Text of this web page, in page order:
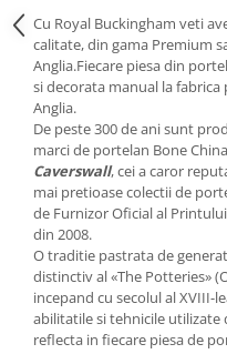
OLD COUNTRY ROSES
PASHMINA
SIGNET PLATINUM
CELESTIAL GOLD
NATURE
CHINOISERIE WHITE
JASPER CONRAN WHITE
GILDED MUSE
WONDERLUST
MORRIS&AMP;CO
KINGSLEY
SERENDIPITY GOLD
Cu Royal Buckingham veti
calitate, din gama Premium
Anglia.Fiecare piesa din
si decorata manual la
Anglia.
De peste 300 de ani sunt
marci de portelan Bone
Caverswall, cei a caror
mai pretioase colectii de
de Furnizor Oficial al
din 2008.
O traditie pastrata de
distinctiv al «The Potteries»
incepand cu secolul al XVIII-
abilitatile si tehnicile utilizate
reflecta in fiecare piesa de